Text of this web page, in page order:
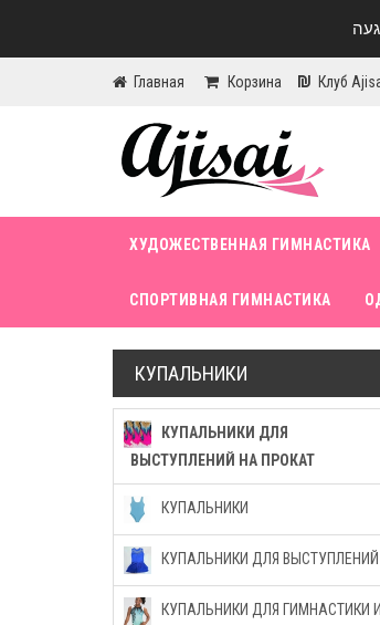
Главная Корзина Клуб
ХУДОЖЕСТВЕННАЯ ГИМНАСТИКА
СПОРТИВНАЯ ГИМНАСТИКА
КУПАЛЬНИКИ
КУПАЛЬНИКИ ДЛЯ
ВЫСТУПЛЕНИЙ НА ПРОКАТ
КУПАЛЬНИКИ
КУПАЛЬНИКИ ДЛЯ ВЫСТУПЛЕНИЙ
КУПАЛЬНИКИ ДЛЯ ГИМНАСТИКИ И